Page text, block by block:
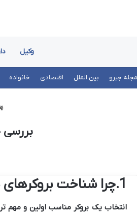
وکیل
مجله جیرو بین الملل اقتصادی خانواده
بررسی
1.چرا شناخت بروکرهای نامعتبر ضروری است؟
انتخاب یک بروکر مناسب اولین و مهم